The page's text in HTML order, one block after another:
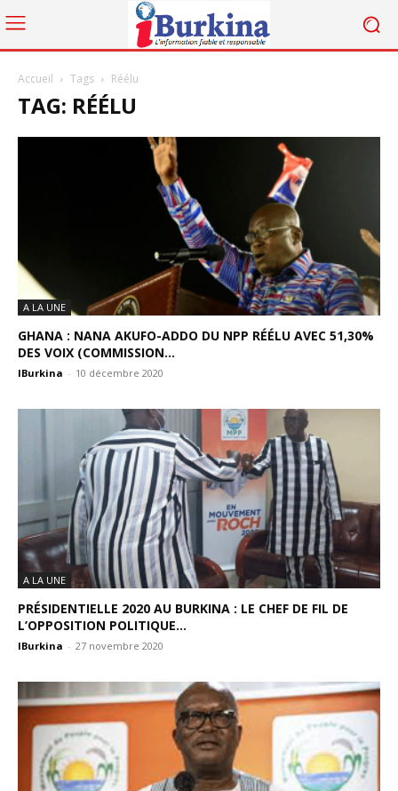
Accueil Tags Réélu
TAG: RÉÉLU
A LA UNE
GHANA : NANA AKUFO-ADDO DU NPP RÉÉLU AVEC 51,30%
DES VOIX (COMMISSION...
IBurkina - 10 décembre 2020
A LA UNE
PRÉSIDENTIELLE 2020 AU BURKINA : LE CHEF DE FIL DE
L’OPPOSITION POLITIQUE...
IBurkina - 27 novembre 2020